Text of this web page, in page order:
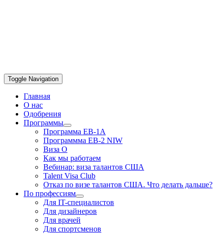
Toggle Navigation
Главная
О нас
Одобрения
Программы
Программа EB-1A
Программма EB-2 NIW
Виза О
Как мы работаем
Вебинар: виза талантов США
Talent Visa Club
Отказ по визе талантов США. Что делать дальше?
По профессиям
Для IT-специалистов
Для дизайнеров
Для врачей
Для спортсменов